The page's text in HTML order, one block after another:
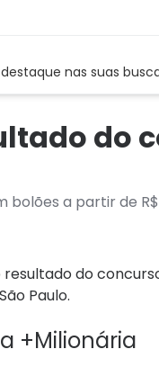
nas suas
do
a partir de
do
Paulo.
+Milionária